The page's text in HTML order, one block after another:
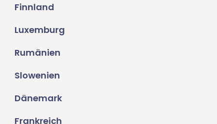
Finnland
Luxemburg
Rumänien
Slowenien
Dänemark
Frankreich